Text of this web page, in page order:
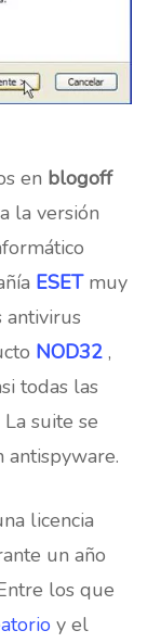
en blogoff
la versión
ESETmuy
antivirus
NOD32,
todas las
suite se
antispyware.
licencia
un año
los que
y el